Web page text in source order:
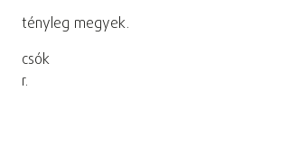
tényleg megyek.
csók
r.